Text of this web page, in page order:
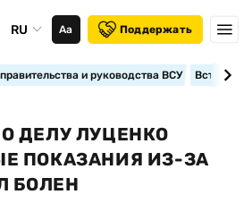
RU Аа Поддержать
и руководства ВСУ
ДЕЛУ ЛУЦЕНКО
ПОКАЗАНИЯ ИЗ-ЗА
БОЛЕН